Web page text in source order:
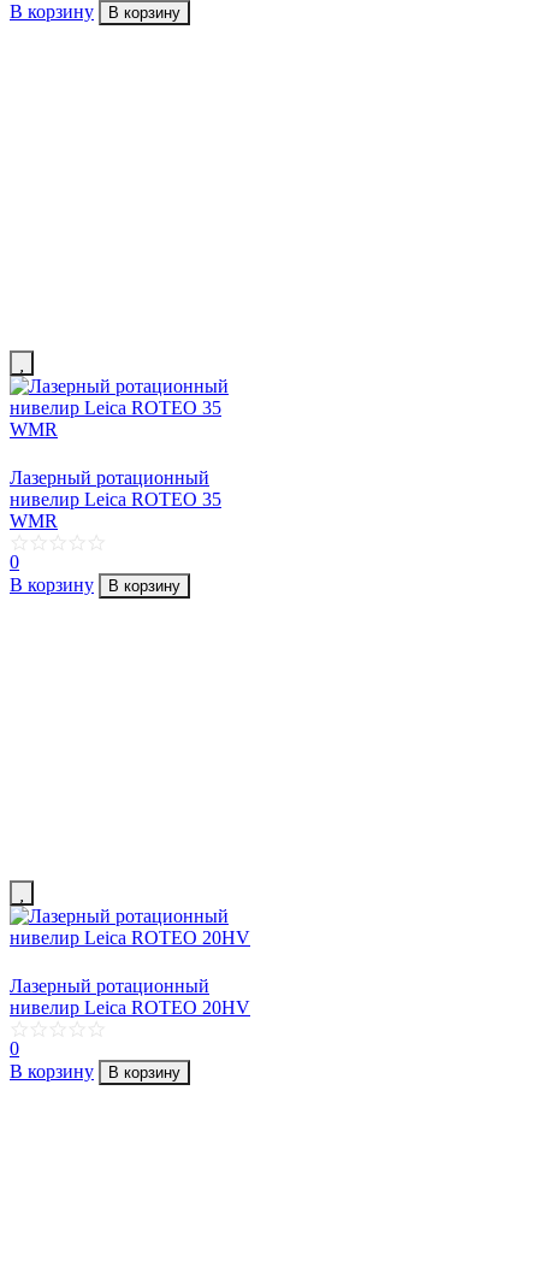
В корзину
В корзину
Лазерный ротационный
нивелир Leica ROTEO 35
WMR
0
В корзину
В корзину
Лазерный ротационный
нивелир Leica ROTEO 20HV
0
В корзину
В корзину